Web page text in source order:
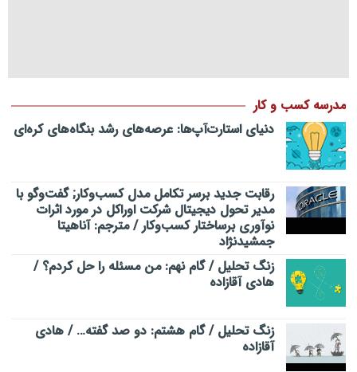
مدرسه کسب و کار
دنیای استارت‌آپ‌ها: عرصه‌های رشد بنگاه‌های کره‌ای‌
رقابت جدید برسر تکامل مدل کسب‌و‌کار; گفت‌وگو با
مدیر تحول دیجیتال شرکت اوراکل در مورد اثرات
نوآوری برساختار کسب‌وکار / مترجم: آناهیتا
جمشیدنژاد
زنگ تحلیل / گام نهم: من مسئله را حل کردم؟ /
هادی آقازاده
زنگ تحلیل / گام هشتم: دو صد گفته… / هادی
آقازاده